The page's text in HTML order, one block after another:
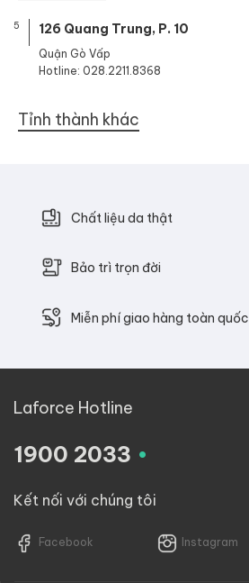
5 126 Quang Trung, P. 10
Quận Gò Vấp
Hotline: 028.2211.8368
Tỉnh thành khác
Chất liệu da thật
Bảo trì trọn đời
Miễn phí giao hàng toàn quốc
Laforce Hotline
1900 2033 .
Kết nối với chúng tôi
Facebook Instagram